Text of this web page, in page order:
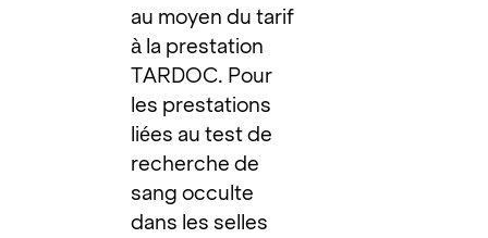
au moyen du tarif
à la prestation
TARDOC. Pour
les prestations
liées au test de
recherche de
sang occulte
dans les selles